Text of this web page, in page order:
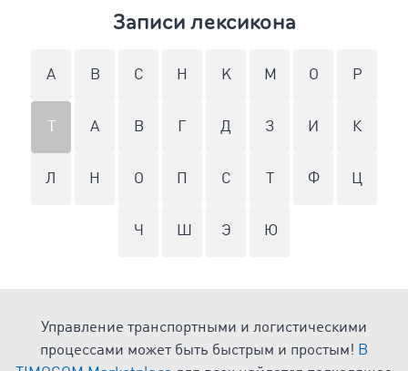
Записи лексикона
A B C H K M O P
А В Д З И К
Л Н О С Ф Ц
Ч Ш Э Ю
Управление транспортными и логистическими
процессами может быть быстрым и простым! В